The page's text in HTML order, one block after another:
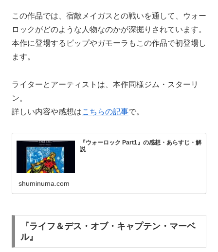
この作品では、宿敵メイガスとの戦いを通して、ウォー
ロックがどのような人物なのかが深掘りされています。
本作に登場するピップやガモーラもこの作品で初登場し
ます。
ライターとアーティストは、本作同様ジム・スターリ
ン。
詳しい内容や感想はこちらの記事で。
『ウォーロック Part1』の感想・あらすじ・解
説
shuminuma.com
『ライフ＆デス・オブ・キャプテン・マーベ
ル』